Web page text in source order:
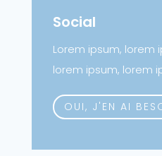
Social
Lorem ipsum, lorem
lorem ipsum, lorem
OUI, J'EN AI